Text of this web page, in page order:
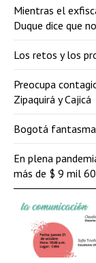
Mientras el
Duque dice que
Los retos y los
Preocupa
Zipaquirá y Cajicá
Bogotá fantasma
En plena
más de $ 9 mil